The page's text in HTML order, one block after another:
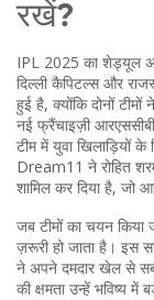
रखें?
IPL 2025 का शेड्यूल
दिल्ली कैपिटल्स और
हुई है, क्योंकि दोनों
नई फ्रैंचाइज़ी
टीम में युवा खिलाड़ियों
Dream11 ने रोहित
शामिल कर दिया है, जो
जब टीमों का चयन किया
ज़रूरी हो जाता है। इस
ने अपने दमदार खेल से
की क्षमता उन्हें भविष्य